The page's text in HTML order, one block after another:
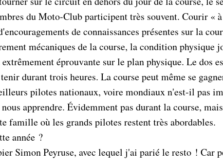
du Moto-Club participent très souvent. Courir «
de connaissances présentes sur la
mécaniques de la course, la condition
éprouvante sur le plan physique. Le dos
durant trois heures. La course peut même se
pilotes nationaux, voire mondiaux n'est-il pas
apprendre. Évidemment pas durant la course,
famille où les grands pilotes restent très abordables.
année ?
Simon Peyruse, avec lequel j'ai parié le resto ! Car